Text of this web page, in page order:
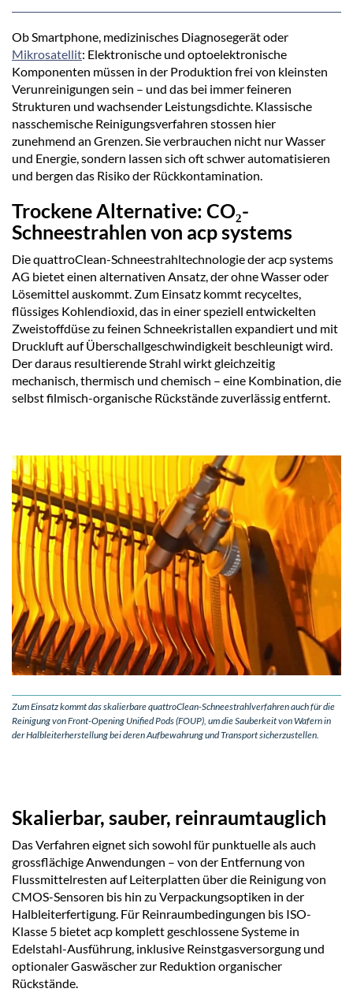
Ob Smartphone, medizinisches Diagnosegerät oder
Mikrosatellit: Elektronische und optoelektronische
Komponenten müssen in der Produktion frei von kleinsten
Verunreinigungen sein – und das bei immer feineren
Strukturen und wachsender Leistungsdichte. Klassische
nasschemische Reinigungsverfahren stossen hier
zunehmend an Grenzen. Sie verbrauchen nicht nur Wasser
und Energie, sondern lassen sich oft schwer automatisieren
und bergen das Risiko der Rückkontamination.
Trockene Alternative: CO₂-
Schneestrahlen von acp systems
Die quattroClean-Schneestrahltechnologie der acp systems
AG bietet einen alternativen Ansatz, der ohne Wasser oder
Lösemittel auskommt. Zum Einsatz kommt recyceltes,
flüssiges Kohlendioxid, das in einer speziell entwickelten
Zweistoffdüse zu feinen Schneekristallen expandiert und mit
Druckluft auf Überschallgeschwindigkeit beschleunigt wird.
Der daraus resultierende Strahl wirkt gleichzeitig
mechanisch, thermisch und chemisch – eine Kombination, die
selbst filmisch-organische Rückstände zuverlässig entfernt.
Zum Einsatz kommt das skalierbare quattroClean-Schneestrahlverfahren auch für die
Reinigung von Front-Opening Unified Pods (FOUP), um die Sauberkeit von Wafern in
der Halbleiterherstellung bei deren Aufbewahrung und Transport sicherzustellen.
Skalierbar, sauber, reinraumtauglich
Das Verfahren eignet sich sowohl für punktuelle als auch
grossflächige Anwendungen – von der Entfernung von
Flussmittelresten auf Leiterplatten über die Reinigung von
CMOS-Sensoren bis hin zu Verpackungsoptiken in der
Halbleiterfertigung. Für Reinraumbedingungen bis ISO-
Klasse 5 bietet acp komplett geschlossene Systeme in
Edelstahl-Ausführung, inklusive Reinstgasversorgung und
optionaler Gaswäscher zur Reduktion organischer
Rückstände.